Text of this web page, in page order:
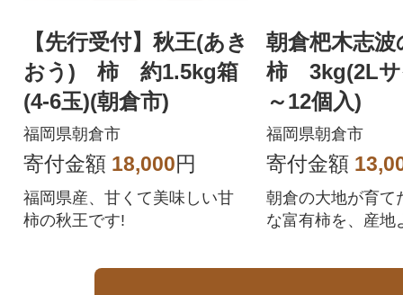
【先行受付】秋王(あき
おう) 柿 約1.5kg箱
(4-6玉)(朝倉市)
福岡県朝倉市
寄付金額 18,000円
福岡県産、甘くて美味しい甘
柿の秋王です!
朝倉杷木志波
柿 3kg(2L
～12個入)
福岡県朝倉市
寄付金額
朝倉の大地が育て
な富有柿を、産地
ご賞味ください。